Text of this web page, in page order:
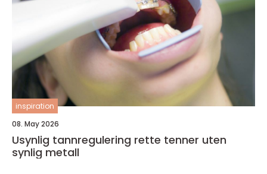
inspiration
08. May 2026
Usynlig tannregulering rette tenner uten
synlig metall